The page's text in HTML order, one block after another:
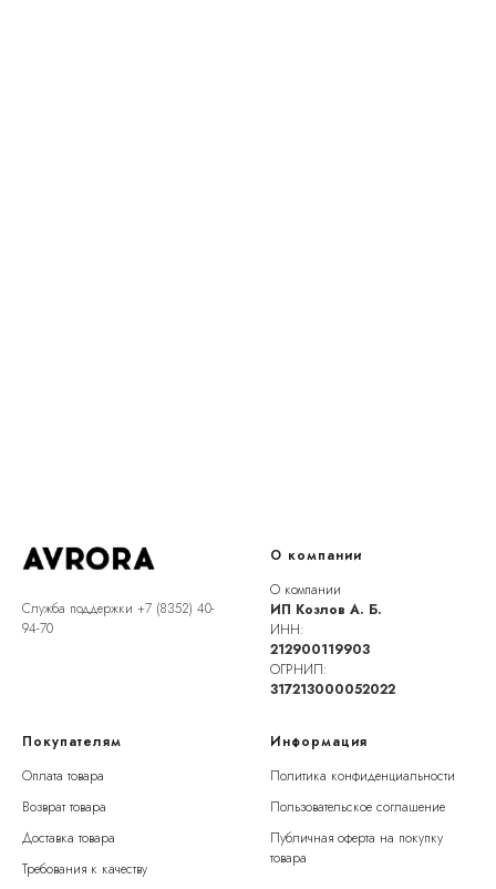
Служба поддержки +7 (8352) 40-
94-70
О компании
О компании
ИП Козлов А. Б.
ИНН:
212900119903
ОГРНИП:
317213000052022
Покупателям
Оплата товара
Возврат товара
Доставка товара
Требования к качеству
Информация
Политика конфиденциальности
Пользовательское соглашение
Публичная оферта на покупку
товара